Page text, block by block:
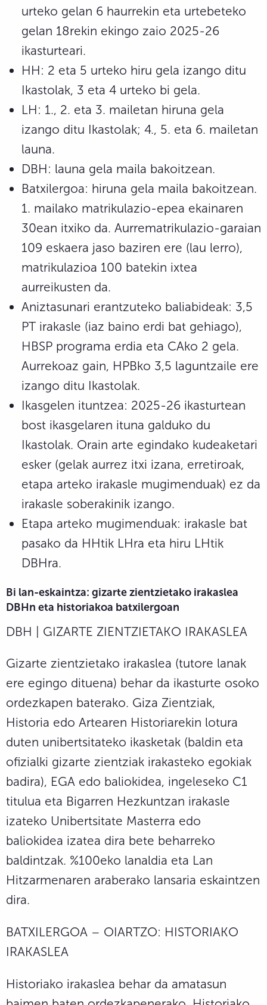
urteko gelan 6 haurrekin eta urtebeteko
gelan 18rekin ekingo zaio 2025-26
ikasturteari.
HH: 2 eta 5 urteko hiru gela izango ditu
Ikastolak, 3 eta 4 urteko bi gela.
LH: 1., 2. eta 3. mailetan hiruna gela
izango ditu Ikastolak; 4., 5. eta 6. mailetan
launa.
DBH: launa gela maila bakoitzean.
Batxilergoa: hiruna gela maila bakoitzean.
1. mailako matrikulazio-epea ekainaren
30ean itxiko da. Aurrematrikulazio-garaian
109 eskaera jaso baziren ere (lau lerro),
matrikulazioa 100 batekin ixtea
aurreikusten da.
Aniztasunari erantzuteko baliabideak: 3,5
PT irakasle (iaz baino erdi bat gehiago),
HBSP programa erdia eta CAko 2 gela.
Aurrekoaz gain, HPBko 3,5 laguntzaile ere
izango ditu Ikastolak.
Ikasgelen ituntzea: 2025-26 ikasturtean
bost ikasgelaren ituna galduko du
Ikastolak. Orain arte egindako kudeaketari
esker (gelak aurrez itxi izana, erretiroak,
etapa arteko irakasle mugimenduak) ez da
irakasle soberakinik izango.
Etapa arteko mugimenduak: irakasle bat
pasako da HHtik LHra eta hiru LHtik
DBHra.
Bi lan-eskaintza: gizarte zientzietako irakaslea
DBHn eta historiakoa batxilergoan
DBH | GIZARTE ZIENTZIETAKO IRAKASLEA
Gizarte zientzietako irakaslea (tutore lanak
ere egingo dituena) behar da ikasturte osoko
ordezkapen baterako. Giza Zientziak,
Historia edo Artearen Historiarekin lotura
duten unibertsitateko ikasketak (baldin eta
ofizialki gizarte zientziak irakasteko egokiak
badira), EGA edo baliokidea, ingeleseko C1
titulua eta Bigarren Hezkuntzan irakasle
izateko Unibertsitate Masterra edo
baliokidea izatea dira bete beharreko
baldintzak. %100eko lanaldia eta Lan
Hitzarmenaren araberako lansaria eskaintzen
dira.
BATXILERGOA – OIARTZO: HISTORIAKO
IRAKASLEA
Historiako irakaslea behar da amatasun